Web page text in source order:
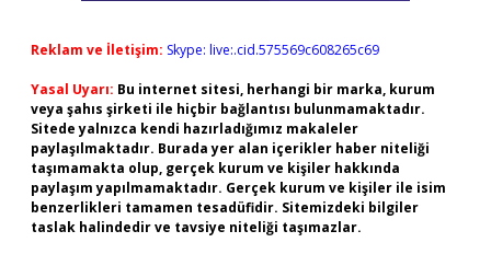
Reklam ve İletişim: Skype: live:.cid.575569c608265c69
Yasal Uyarı: Bu internet sitesi, herhangi bir marka, kurum
veya şahıs şirketi ile hiçbir bağlantısı bulunmamaktadır.
Sitede yalnızca kendi hazırladığımız makaleler
paylaşılmaktadır. Burada yer alan içerikler haber niteliği
taşımamakta olup, gerçek kurum ve kişiler hakkında
paylaşım yapılmamaktadır. Gerçek kurum ve kişiler ile isim
benzerlikleri tamamen tesadüfidir. Sitemizdeki bilgiler
taslak halindedir ve tavsiye niteliği taşımazlar.